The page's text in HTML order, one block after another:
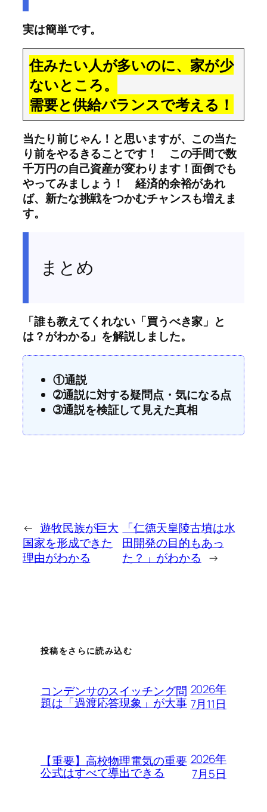
実は簡単です。
住みたい人が多いのに、家が少
ないところ。
需要と供給バランスで考える！
当たり前じゃん！と思いますが、この当た
り前をやるきることです！ この手間で数
千万円の自己資産が変わります！面倒でも
やってみましょう！ 経済的余裕があれ
ば、新たな挑戦をつかむチャンスも増えま
す。
まとめ
「誰も教えてくれない「買うべき家」と
は？がわかる」を解説しました。
①通説
➁通説に対する疑問点・気になる点
➂通説を検証して見えた真相
← 遊牧民族が巨大
国家を形成できた
理由がわかる
「仁徳天皇陵古墳は水
田開発の目的もあっ
た？」がわかる →
投稿をさらに読み込む
コンデンサのスイッチング問
題は「過渡応答現象」が大事
2026年
7月11日
【重要】高校物理電気の重要
公式はすべて導出できる
2026年
7月5日